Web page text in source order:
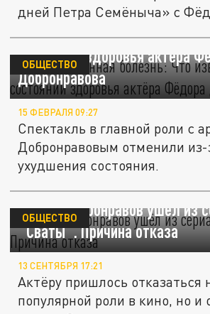
дней Петра Семёныча» с
"Непредвиденная болезнь":
состоянии здоровья актёра
Добронравова
ОБЩЕСТВО
15 ФЕВРАЛЯ 09:27
Спектакль в главной роли с
Добронравовым отменили из-
ухудшения состояния.
Фёдор Добронравов ушёл из
"Сваты". Причина отказа
ОБЩЕСТВО
13 СЕНТЯБРЯ 17:21
Актёру пришлось отказаться
популярной роли в кино, но и